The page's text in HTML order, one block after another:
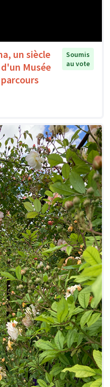
un siècle
Musée
Soumis
au vote